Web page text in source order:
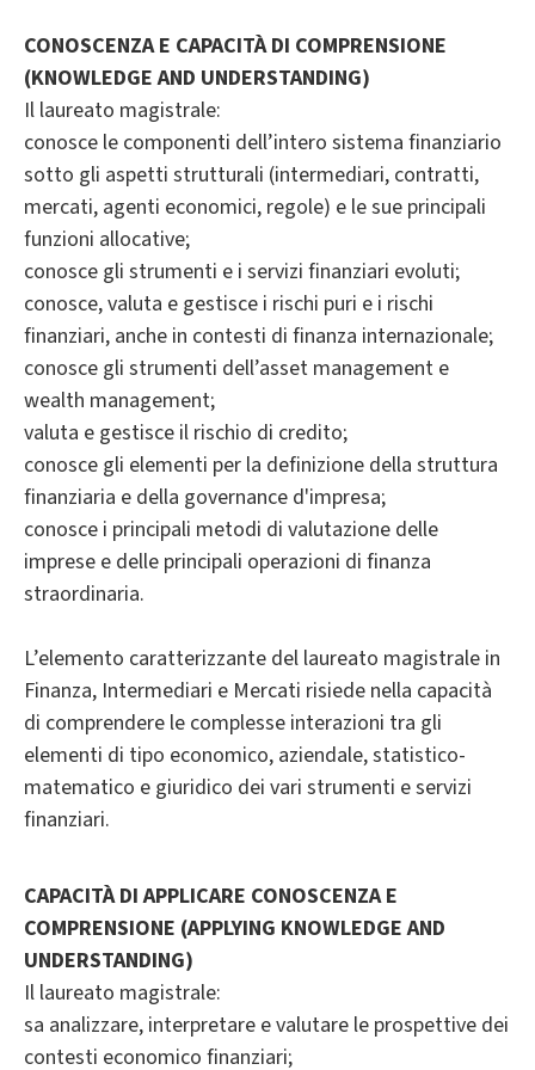
CONOSCENZA E CAPACITÀ DI COMPRENSIONE
(KNOWLEDGE AND UNDERSTANDING)
Il laureato magistrale:
conosce le componenti dell’intero sistema finanziario
sotto gli aspetti strutturali (intermediari, contratti,
mercati, agenti economici, regole) e le sue principali
funzioni allocative;
conosce gli strumenti e i servizi finanziari evoluti;
conosce, valuta e gestisce i rischi puri e i rischi
finanziari, anche in contesti di finanza internazionale;
conosce gli strumenti dell’asset management e
wealth management;
valuta e gestisce il rischio di credito;
conosce gli elementi per la definizione della struttura
finanziaria e della governance d'impresa;
conosce i principali metodi di valutazione delle
imprese e delle principali operazioni di finanza
straordinaria.
L’elemento caratterizzante del laureato magistrale in
Finanza, Intermediari e Mercati risiede nella capacità
di comprendere le complesse interazioni tra gli
elementi di tipo economico, aziendale, statistico-
matematico e giuridico dei vari strumenti e servizi
finanziari.
CAPACITÀ DI APPLICARE CONOSCENZA E
COMPRENSIONE (APPLYING KNOWLEDGE AND
UNDERSTANDING)
Il laureato magistrale:
sa analizzare, interpretare e valutare le prospettive dei
contesti economico finanziari;